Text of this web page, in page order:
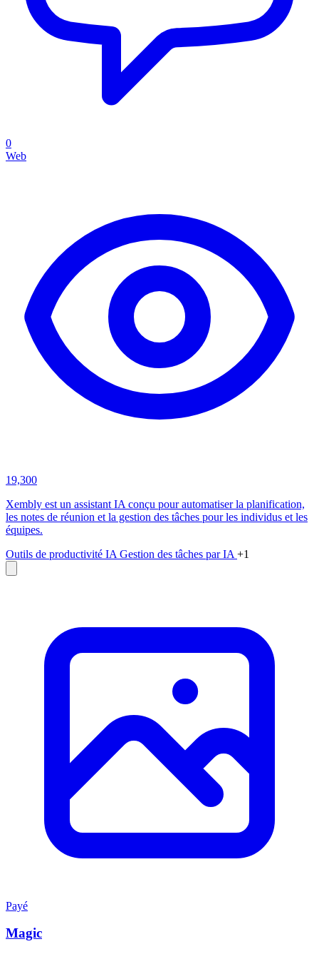
0
Web
19,300
Xembly est un assistant IA conçu pour automatiser la planification,
les notes de réunion et la gestion des tâches pour les individus et les
équipes.
Outils de productivité IA Gestion des tâches par IA +1
Payé
Magic